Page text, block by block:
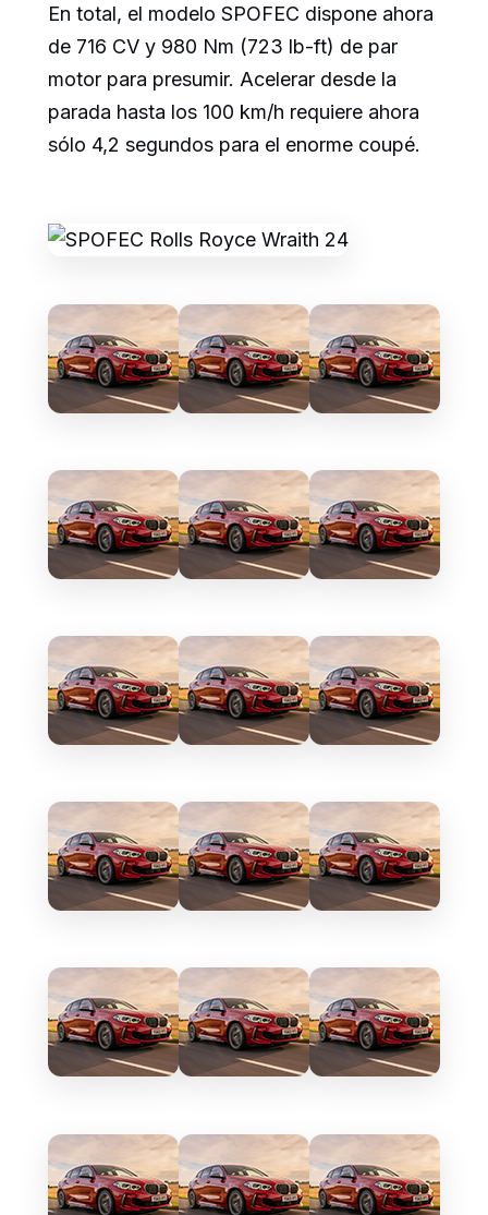
En total, el modelo SPOFEC dispone ahora
de 716 CV y 980 Nm (723 lb-ft) de par
motor para presumir. Acelerar desde la
parada hasta los 100 km/h requiere ahora
sólo 4,2 segundos para el enorme coupé.